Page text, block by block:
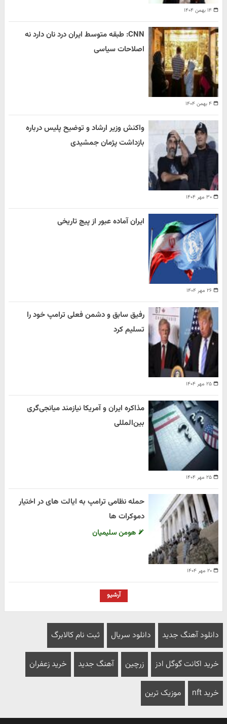
۱۴ بهمن ۱۴۰۴
۴ بهمن ۱۴۰۴
CNN: طبقه متوسط ایران درد نان دارد نه
اصلاحات سیاسی
۳۰ مهر ۱۴۰۴
واکنش وزیر ارشاد و توضیح پلیس درباره
بازداشت پژمان جمشیدی
۲۶ مهر ۱۴۰۴
ایران آماده عبور از پیچ تاریخی
۲۵ مهر ۱۴۰۴
رفیق سابق و دشمن فعلی ترامپ خود را
تسلیم کرد
۲۵ مهر ۱۴۰۴
مذاکره ایران و آمریکا نیازمند میانجی‌گری
بین‌المللی
۲۰ مهر ۱۴۰۴
حمله نظامی ترامپ به ایالت های در اختیار
دموکرات ها
هومن سلیمیان
آرشیو
دانلود آهنگ جدید دانلود سریال ثبت نام کالابرگ
خرید اکانت گوگل ادز زرچین آهنگ جدید خرید زعفران
خرید nft موزیک ترین